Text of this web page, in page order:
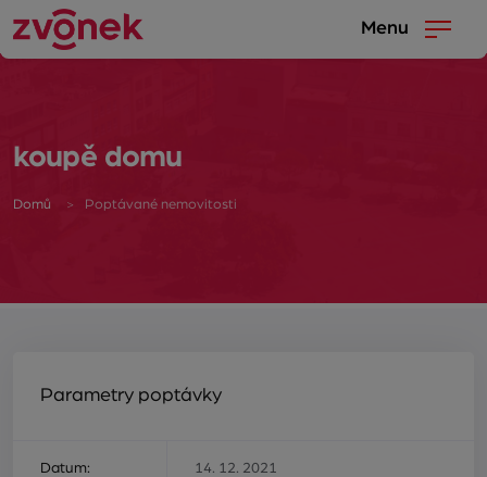
Menu
koupě domu
Domů Poptávané nemovitosti
Parametry poptávky
Datum: 14. 12. 2021